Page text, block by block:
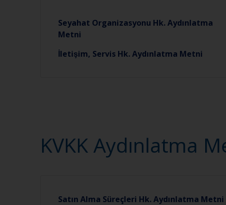
Seyahat Organizasyonu Hk. Aydınlatma
Metni
İletişim, Servis Hk. Aydınlatma Metni
KVKK Aydınlatma
Satın Alma Süreçleri Hk. Aydınlatma Metni